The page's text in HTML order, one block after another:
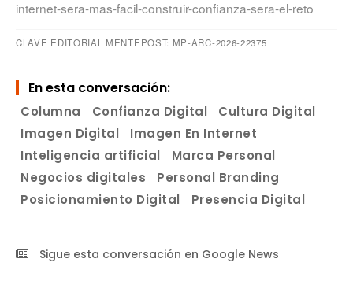
internet-sera-mas-facil-construir-confianza-sera-el-reto
CLAVE EDITORIAL MENTEPOST: MP-ARC-2026-22375
En esta conversación:
Columna Confianza Digital
Cultura Digital
Imagen Digital
Imagen En Internet
Inteligencia artificial
Marca Personal
Negocios digitales
Personal Branding
Posicionamiento Digital
Presencia Digital
Sigue esta conversación en Google News